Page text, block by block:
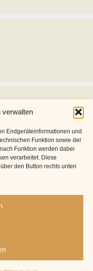
verwalten
Endgeräteinformationen und
Funktion sowie der
Funktion werden dabei
verarbeitet. Diese
den Button rechts unten
Richtlinie (EU)